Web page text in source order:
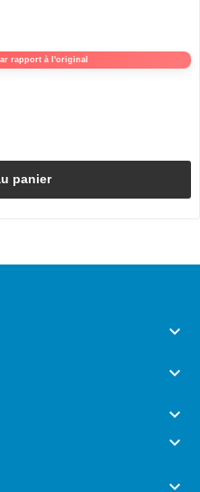
rapport à l'original
panier




